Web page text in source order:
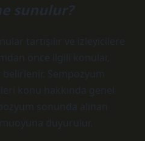
sunulur?
tartışılır ve izleyicilere
önce ilgili konular,
Sempozyum
konu hakkında genel
sonunda alınan
duyurulur.